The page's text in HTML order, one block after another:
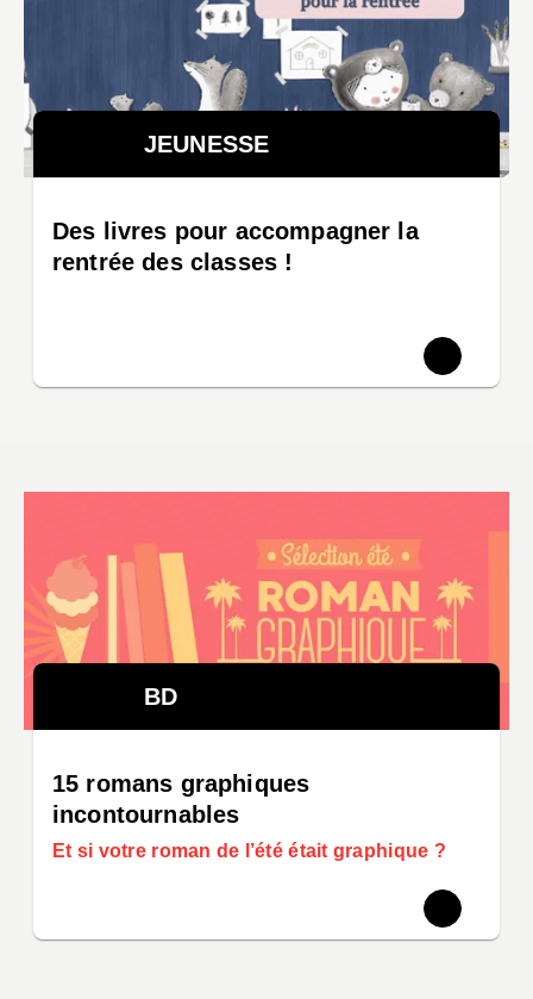
JEUNESSE
Des livres pour accompagner la
rentrée des classes !
BD
15 romans graphiques
incontournables
Et si votre roman de l’été était graphique ?